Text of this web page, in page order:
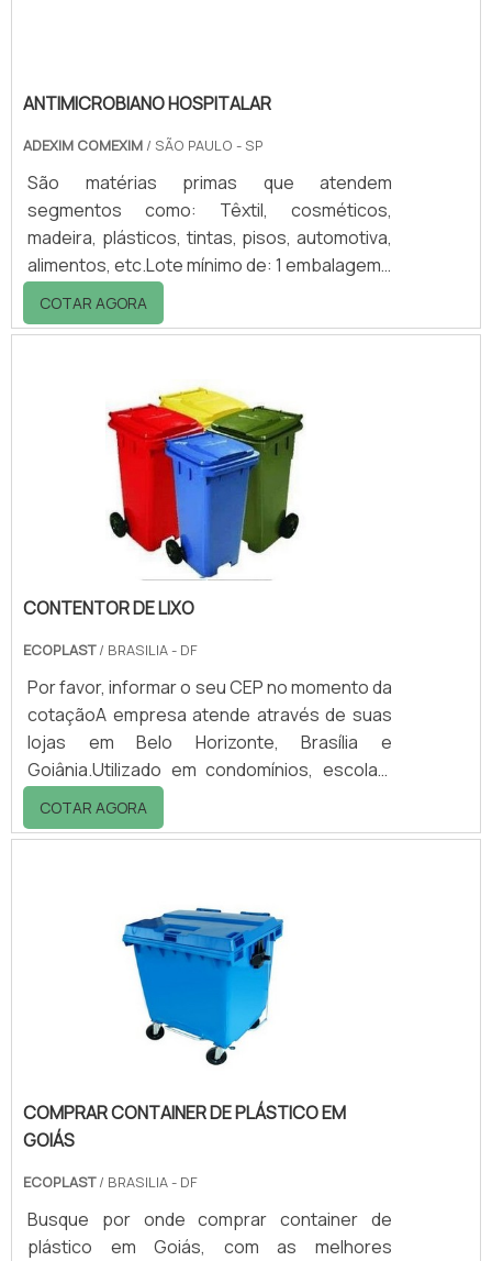
ANTIMICROBIANO HOSPITALAR
ADEXIM COMEXIM / SÃO PAULO - SP
São matérias primas que atendem
segmentos como: Têxtil, cosméticos,
madeira, plásticos, tintas, pisos, automotiva,
alimentos, etc.Lote mínimo de: 1 embalagem -
20kgEscolha da marca IonpureO
antimicrobiano hospitalar é indicado,
apoio as normas de higienes existentes
nestes ambientes, principalmente em locais
de difícil acesso.A utilização do
antimicrobiano Ionpure tem como principal
função o controle do desenvolvimento.
COTAR AGORA
CONTENTOR DE LIXO
ECOPLAST/ BRASILIA - DF
Por favor, informar o seu CEP no momento da
cotaçãoA empresa atende através de suas
lojas em Belo Horizonte, Brasília e
Goiânia.Utilizado em condomínios, escolas,
hotéis, hospitais, indústrias e restaurantes, o
contentor de lixo tem como função
para o ambiente externo, onde ocorrerá o
descarte final.A Ecoplast fornece
contentores de lixo de duas e de quatro
rodas, sendo os primeiros com capacidades
COTAR AGORA
COMPRAR CONTAINER DE PLÁSTICO EM
GOIÁS
ECOPLAST/ BRASILIA - DF
Busque por onde comprar container de
plástico em Goiás, com as melhores